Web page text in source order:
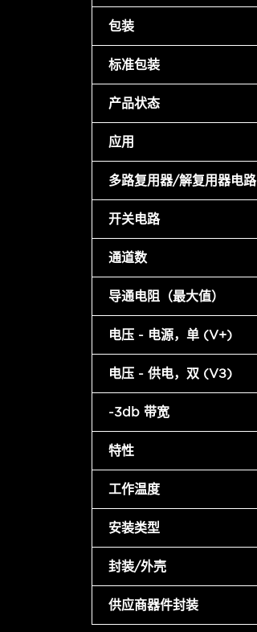
包装
标准包装
产品状态
应用
多路复用器/解复用器电路
开关电路
通道数
导通电阻（最大值）
电压 - 电源，单 (V+)
电压 - 供电，双 (V±)
-3db 带宽
特性
工作温度
安装类型
封装/外壳
供应商器件封装